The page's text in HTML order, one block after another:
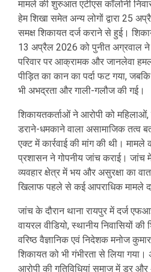
मामले की शुरुआत एटीएस कॉलोनी
हेम शिखा समेत अन्य लोगों द्वारा 25
समक्ष शिकायत दर्ज कराने से हुई।
13 अप्रैल 2026 को पुनीत अग्रवाल
परिवार पर आक्रामक और जानलेवा
पीड़ित का कान का पर्दा फट गया,
भी अभद्रता और गाली-गलौज की गई।
शिकायतकर्ताओं ने आरोपी को महिलाओं,
डराने-धमकाने वाला असामाजिक तत्व
एक्ट में कार्रवाई की मांग की थी।
प्रशासन ने गोपनीय जांच कराई। जांच
व्यवहार क्षेत्र में भय और असुरक्षा का
खिलाफ पहले से कई आपराधिक मामले
जांच के दौरान थाना रायपुर में दर्ज
वायरल वीडियो, स्थानीय निवासियों
वरिष्ठ वैज्ञानिक एवं निदेशक मनोज
शिकायत को भी गंभीरता से लिया
आरोपी की गतिविधियां समाज में डर